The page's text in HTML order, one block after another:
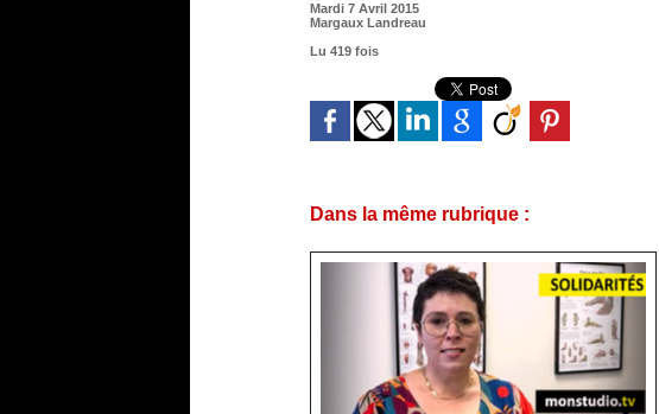
Mardi 7 Avril 2015
Margaux Landreau
Lu 419 fois
Dans la même rubrique :